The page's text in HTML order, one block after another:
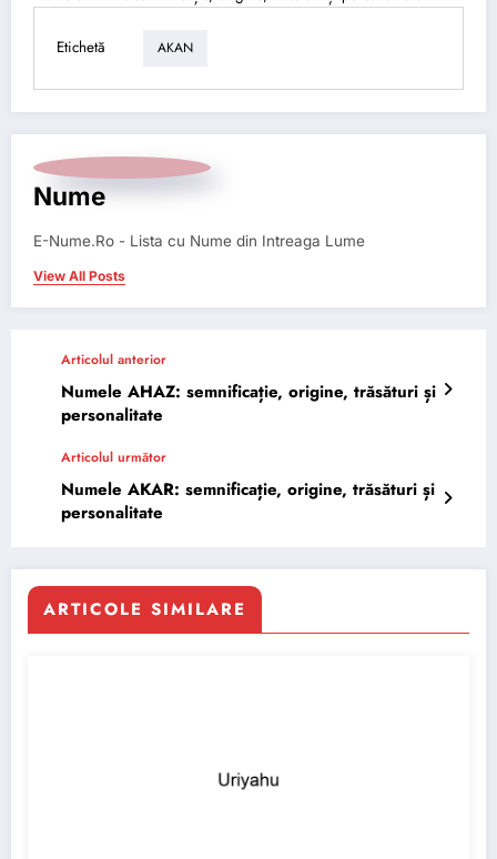
Etichetă AKAN
Nume
E-Nume.Ro - Lista cu Nume din Intreaga Lume
View All Posts
Articolul anterior
Numele AHAZ: semnificație, origine, trăsături și
personalitate
Articolul următor
Numele AKAR: semnificație, origine, trăsături și
personalitate
ARTICOLE SIMILARE